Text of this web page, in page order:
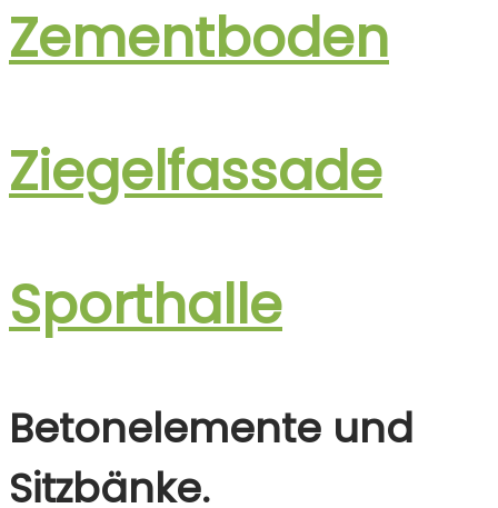
Zementboden
Ziegelfassade
Sporthalle
Betonelemente und
Sitzbänke.